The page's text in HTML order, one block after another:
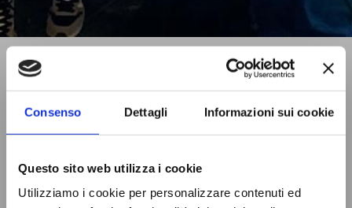
Consenso Dettagli Informazioni sui cookie
Questo sito web utilizza i cookie
Utilizziamo i cookie per personalizzare contenuti ed